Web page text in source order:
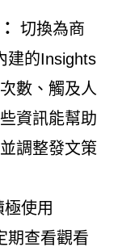
切換為商
建的Insights
數、觸及人
資訊能幫助
調整發文策
極使用
期查看觀看